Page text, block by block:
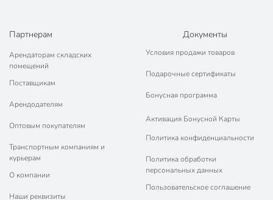
Партнерам
Арендаторам складских
помещений
Поставщикам
Арендодателям
Оптовым покупателям
Транспортным компаниям и
курьерам
О компании
Наши реквизиты
Документы
Условия продажи товаров
Подарочные сертификаты
Бонусная программа
Активация Бонусной Карты
Политика конфиденциальности
Политика обработки
персональных данных
Пользовательское соглашение